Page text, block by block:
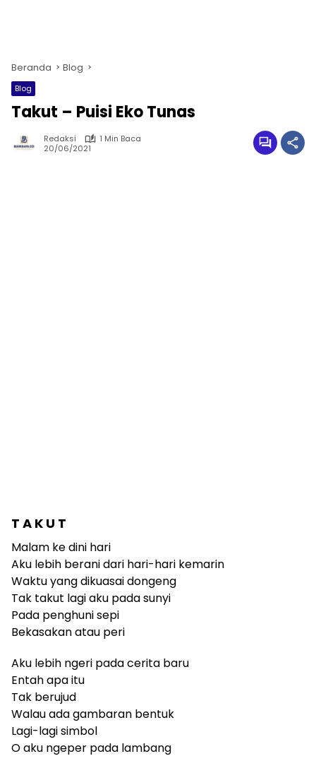
Beranda Blog
Blog
Takut – Puisi Eko Tunas
Redaksi
1 Min Baca
20/06/2021
T A K U T
Malam ke dini hari
Aku lebih berani dari hari-hari kemarin
Waktu yang dikuasai dongeng
Tak takut lagi aku pada sunyi
Pada penghuni sepi
Bekasakan atau peri
Aku lebih ngeri pada cerita baru
Entah apa itu
Tak berujud
Walau ada gambaran bentuk
Lagi-lagi simbol
O aku ngeper pada lambang